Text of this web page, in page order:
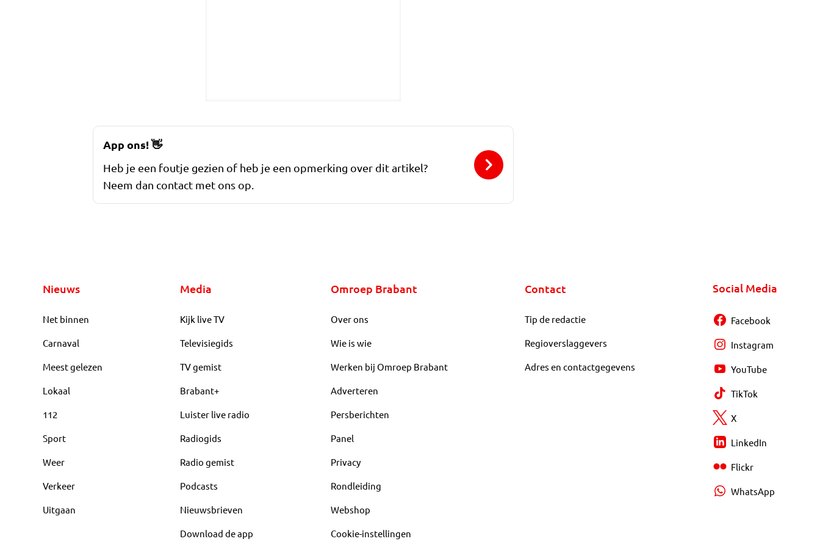
App ons!👋
Heb je een foutje gezien of heb je een opmerking over dit artikel?
Neem dan contact met ons op.
Nieuws
Net binnen
Carnaval
Meest gelezen
Lokaal
112
Sport
Weer
Verkeer
Uitgaan
Media
Kijk live TV
Televisiegids
TV gemist
Brabant+
Luister live radio
Radiogids
Radio gemist
Podcasts
Nieuwsbrieven
Download de app
Omroep Brabant
Over ons
Wie is wie
Werken bij Omroep Brabant
Adverteren
Persberichten
Panel
Privacy
Rondleiding
Webshop
Cookie-instellingen
Contact
Tip de redactie
Regioverslaggevers
Adres en contactgegevens
Social Media
Facebook
Instagram
YouTube
TikTok
X
LinkedIn
Flickr
WhatsApp